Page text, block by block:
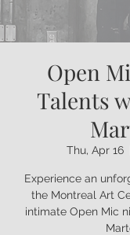
Open
Talents
Thu, Apr 16
Experience an
the Montreal Art
intimate Open Mic